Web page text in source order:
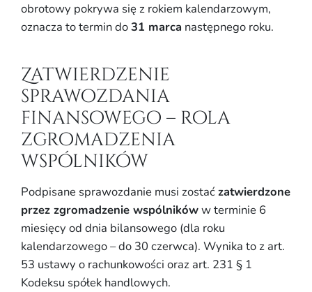
obrotowy pokrywa się z rokiem kalendarzowym,
oznacza to termin do31 marca następnego roku.
Zatwierdzenie
sprawozdania
finansowego – rola
zgromadzenia
wspólników
Podpisane sprawozdanie musi zostaćzatwierdzone
przez zgromadzenie wspólnikóww terminie 6
miesięcy od dnia bilansowego (dla roku
kalendarzowego – do 30 czerwca). Wynika to z art.
53 ustawy o rachunkowości oraz art. 231 § 1
Kodeksu spółek handlowych.